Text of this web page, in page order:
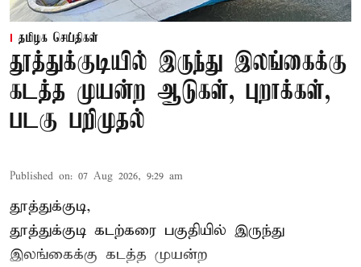
தமிழக செய்திகள்
தூத்துக்குடியில் இருந்து இலங்கைக்கு
கடத்த முயன்ற ஆடுகள், புறாக்கள்,
படகு பறிமுதல்
Published on: 07 Aug 2026, 9:29 am
தூத்துக்குடி,
தூத்துக்குடி கடற்கரை பகுதியில் இருந்து
இலங்கைக்கு கடத்த முயன்ற